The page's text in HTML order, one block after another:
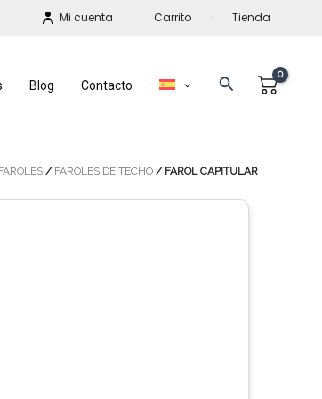
Mi cuenta Carrito Tienda
Blog Contacto Buscar
/ FAROLES DE TECHO / FAROL CAPITULAR